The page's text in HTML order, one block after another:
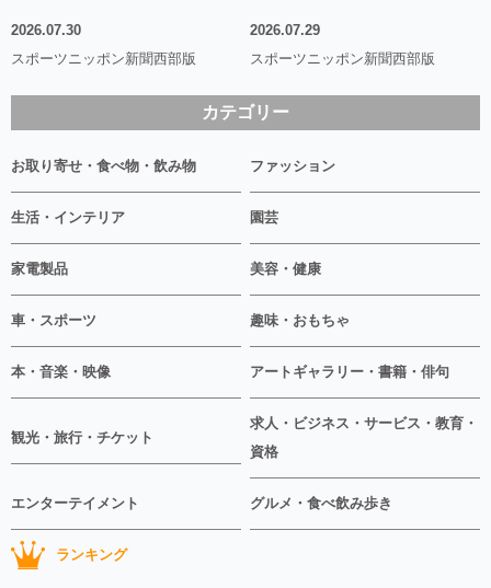
2026.07.30
スポーツニッポン新聞西部版
2026.07.29
スポーツニッポン新聞西部版
カテゴリー
お取り寄せ・食べ物・飲み物 ファッション
生活・インテリア 園芸
家電製品 美容・健康
車・スポーツ 趣味・おもちゃ
本・音楽・映像 アートギャラリー・書籍・俳句
観光・旅行・チケット
求人・ビジネス・サービス・教育・
資格
エンターテイメント グルメ・食べ飲み歩き
ランキング